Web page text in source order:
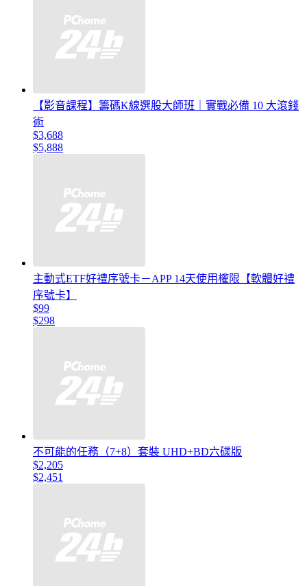
【影音課程】籌碼K線選股大師班｜實戰必備 10 大滾錢
術
$3,688
$5,888
主動式ETF好禮序號卡－APP 14天使用權限【軟體好禮
序號卡】
$99
$298
不可能的任務（7+8）套裝 UHD+BD六碟版
$2,205
$2,451